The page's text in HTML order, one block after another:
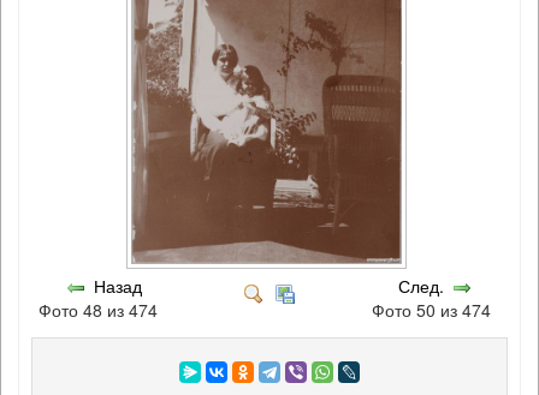
Назад
Фото 48 из 474
След.
Фото 50 из 474